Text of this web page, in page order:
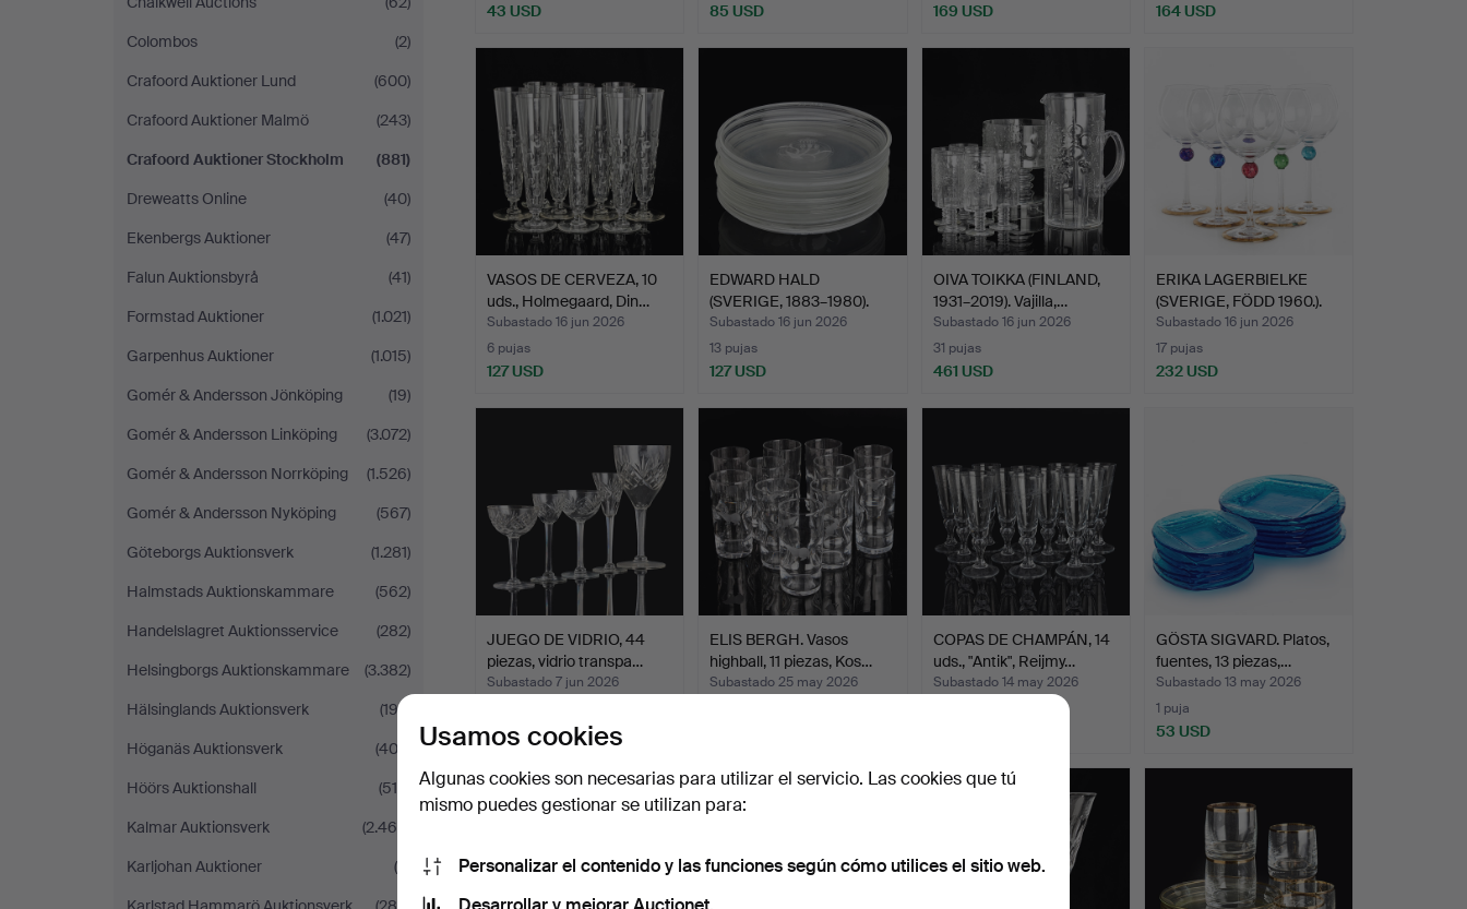
Colombos
(2)
Crafoord Auktioner Lund
(600)
Crafoord Auktioner Malmö
(243)
Crafoord Auktioner Stockholm
(881)
Dreweatts Online
(40)
Ekenbergs Auktioner
(47)
Falun Auktionsbyrå
(41)
Formstad Auktioner
(1.021)
Garpenhus Auktioner
(1.015)
Gomér & Andersson Jönköping
(19)
Gomér & Andersson Linköping
(3.072)
Gomér & Andersson Norrköping
(1.526)
Gomér & Andersson Nyköping
(567)
Göteborgs Auktionsverk
(1.281)
Halmstads Auktionskammare
(562)
Handelslagret Auktionsservice
(282)
Helsingborgs Auktionskammare
(3.382)
Hälsinglands Auktionsverk
(193)
Höganäs Auktionsverk
(403)
Höörs Auktionshall
(510)
Kalmar Auktionsverk
(2.466)
Karljohan Auktioner
(6)
43 USD 85 USD 169 USD 164 USD
VASOS DE CERVEZA, 10
uds., Holmegaard, Din…
Subastado 16 jun 2026
6 pujas
127 USD
EDWARD HALD
(SVERIGE, 1883–1980).
Platos d…
Subastado 16 jun 2026
13 pujas
127 USD
OIVA TOIKKA (FINLAND,
1931–2019). Vajilla,…
Subastado 16 jun 2026
31 pujas
461 USD
ERIKA LAGERBIELKE
(SVERIGE, FÖDD 1960.).
C…
Subastado 16 jun 2026
17 pujas
232 USD
JUEGO DE VIDRIO, 44
piezas, vidrio transpa…
Subastado 7 jun 2026
138 USD
ELIS BERGH. Vasos
highball, 11 piezas, Kos…
Subastado 25 may 2026
COPAS DE CHAMPÁN, 14
uds., "Antik", Reijmy…
Subastado 14 may 2026
GÖSTA SIGVARD. Platos,
fuentes, 13 piezas,…
Subastado 13 may 2026
1 puja
53 USD
Usamos cookies
Algunas cookies son necesarias para utilizar el servicio. Las cookies que tú
mismo puedes gestionar se utilizan para:
Personalizar el contenido y las funciones según cómo utilices el sitio web.